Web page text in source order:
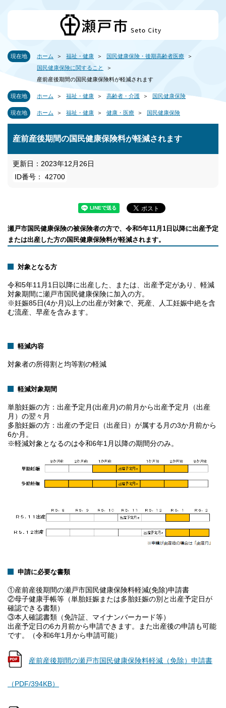
現在地 ホーム 福祉・健康
国民健康保険・後期高齢者医療
国民健康保険に関すること
産前産後期間の国民健康保険料が軽減されます
現在地 ホーム 福祉・健康 高齢者・介護 国民健康保険
現在地 ホーム 福祉・健康 健康・医療 国民健康保険
産前産後期間の国民健康保険料が軽減されます
更新日：2023年12月26日
ID番号： 42700
瀬戸市国民健康保険の被保険者の方で、令和5年11月1日以降に出産予定
または出産した方の国民健康保険料が軽減されます。
対象となる方
令和5年11月1日以降に出産した、または、出産予定があり、軽減
対象期間に瀬戸市国民健康保険に加入の方。
※妊娠85日(4か月)以上の出産が対象で、死産、人工妊娠中絶を含
む流産、早産を含みます。
軽減内容
対象者の所得割と均等割の軽減
軽減対象期間
単胎妊娠の方：出産予定月(出産月)の前月から出産予定月（出産
月）の翌々月
多胎妊娠の方：出産の予定日（出産日）が属する月の3か月前から
6か月。
※軽減対象となるのは令和6年1月以降の期間分のみ。
申請に必要な書類
①産前産後期間の瀬戸市国民健康保険料軽減(免除)申請書
②母子健康手帳等（単胎妊娠または多胎妊娠の別と出産予定日が
確認できる書類）
③本人確認書類（免許証、マイナンバーカード等）
出産予定日の6カ月前から申請できます。また出産後の申請も可能
です。（令和6年1月から申請可能）
産前産後期間の瀬戸市国民健康保険料軽減（免除）申請書
（PDF/394KB）